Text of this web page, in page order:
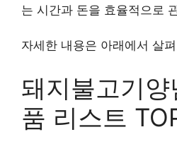
는 시간과 돈을 효율적으로
자세한 내용은 아래에서 살
돼지불고기
품 리스트